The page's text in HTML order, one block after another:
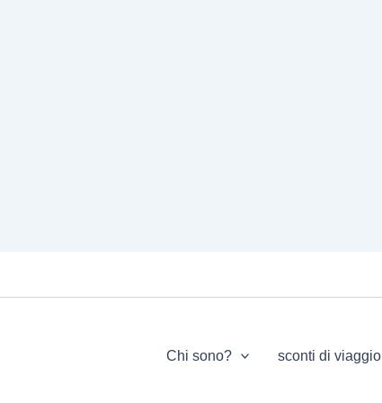
Chi sono? sconti di viaggio